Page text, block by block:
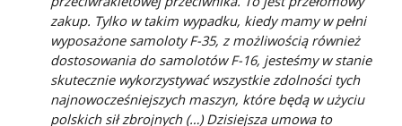
zakup. Tylko w takim wypadku, kiedy mamy w pełni
wyposażone samoloty F-35, z możliwością również
dostosowania do samolotów F-16, jesteśmy w stanie
skutecznie wykorzystywać wszystkie zdolności tych
najnowocześniejszych maszyn, które będą w użyciu
polskich sił zbrojnych (…) Dzisiejsza umowa to